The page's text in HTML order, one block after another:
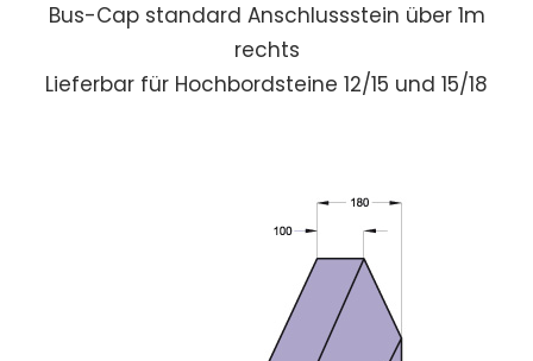
Bus-Cap standard Anschlussstein über 1m
rechts
Lieferbar für Hochbordsteine 12/15 und 15/18